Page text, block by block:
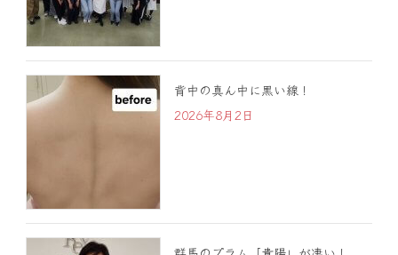
背中の真ん中に黒い線！
2026年8月2日